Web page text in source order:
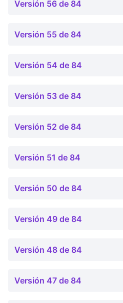
Versión 56 de 84
Versión 55 de 84
Versión 54 de 84
Versión 53 de 84
Versión 52 de 84
Versión 51 de 84
Versión 50 de 84
Versión 49 de 84
Versión 48 de 84
Versión 47 de 84